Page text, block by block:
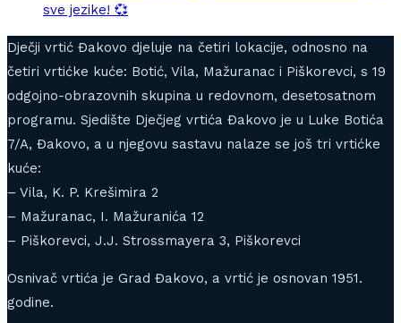
sve jezike! 💞
Dječji vrtić Đakovo djeluje na četiri lokacije, odnosno na
četiri vrtićke kuće: Botić, Vila, Mažuranac i Piškorevci, s 19
odgojno-obrazovnih skupina u redovnom, desetosatnom
programu. Sjedište Dječjeg vrtića Đakovo je u Luke Botića
7/A, Đakovo, a u njegovu sastavu nalaze se još tri vrtićke
kuće:
– Vila, K. P. Krešimira 2
– Mažuranac, I. Mažuranića 12
– Piškorevci, J.J. Strossmayera 3, Piškorevci
Osnivač vrtića je Grad Đakovo, a vrtić je osnovan 1951.
godine.